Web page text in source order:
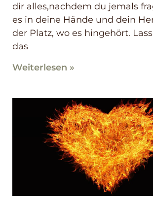
dir alles,nachdem du jemals
es in deine Hände und dein
der Platz, wo es hingehört.
das
Weiterlesen »